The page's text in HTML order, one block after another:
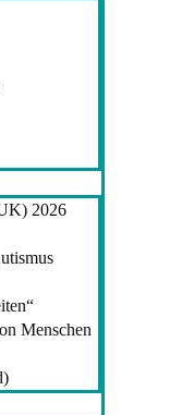
2026
Menschen